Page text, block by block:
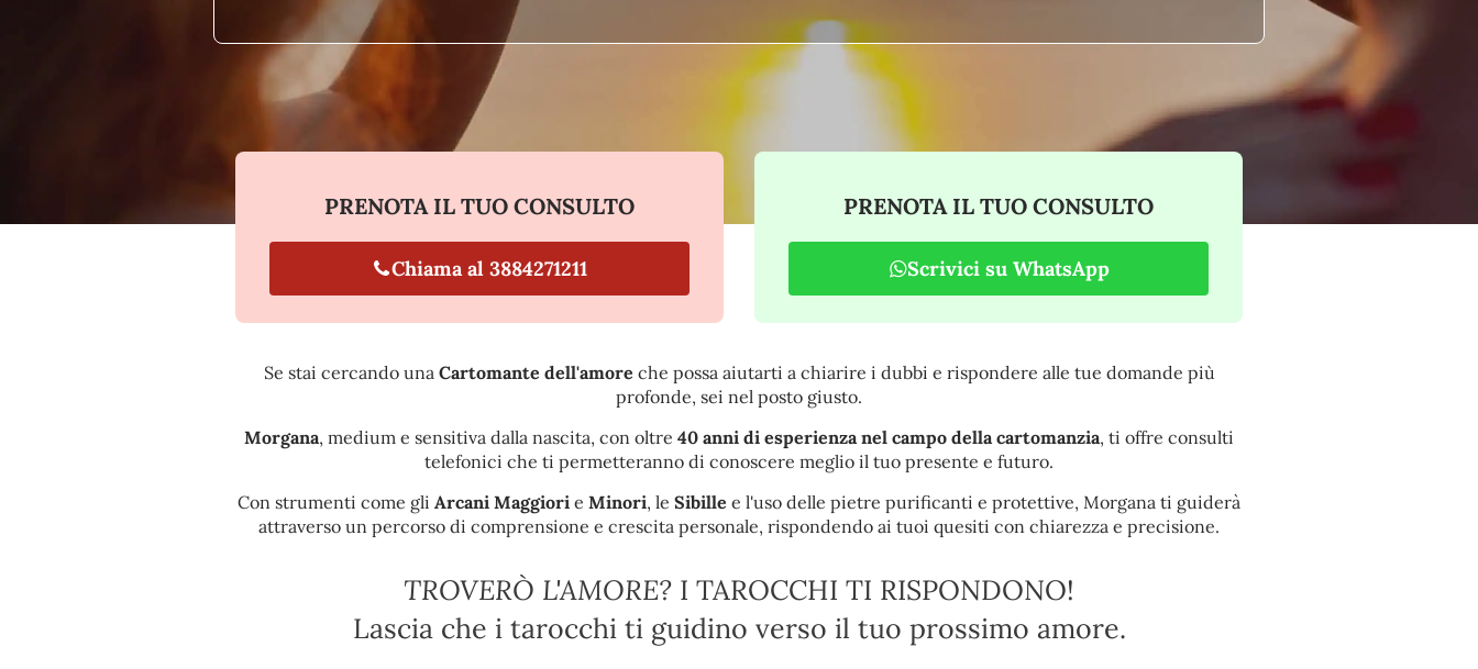
PRENOTA IL TUO CONSULTO
Chiama al 3884271211
PRENOTA IL TUO CONSULTO
Scrivici su WhatsApp
Se stai cercando una Cartomante dell'amore che possa aiutarti a chiarire i dubbi e rispondere alle tue domande più
profonde, sei nel posto giusto.
Morgana, medium e sensitiva dalla nascita, con oltre 40 anni di esperienza nel campo della cartomanzia, ti offre consulti
telefonici che ti permetteranno di conoscere meglio il tuo presente e futuro.
Con strumenti come gli Arcani Maggiori e Minori, le Sibille e l'uso delle pietre purificanti e protettive, Morgana ti guiderà
attraverso un percorso di comprensione e crescita personale, rispondendo ai tuoi quesiti con chiarezza e precisione.
TROVERÒ L'AMORE? I TAROCCHI TI RISPONDONO!
Lascia che i tarocchi ti guidino verso il tuo prossimo amore.